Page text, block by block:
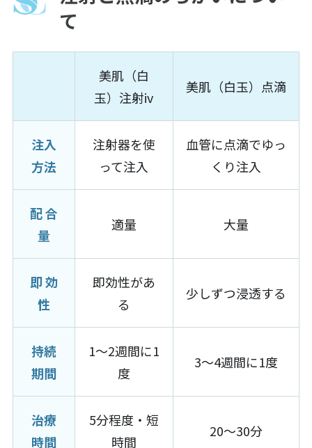
て
美肌（白
玉）注射iv
美肌（白玉）点滴
注入
方法
注射器を使
って注入
血管に点滴でゆっ
くり注入
配 合
量
適量 大量
即 効
性
即効性があ
る
少しずつ浸透する
持続
期間
1〜2週間に1
度
3〜4週間に1度
治療
時間
5分程度・短
時間
20〜30分